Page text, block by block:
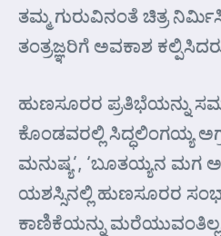
ತಮ್ಮ ಗುರುವಿನಂತೆ ಚಿತ್ರ
ತಂತ್ರಜ್ಞರಿಗೆ ಅವಕಾಶ
ಹುಣಸೂರರ ಪ್ರತಿಭೆಯನ್ನು
ಕೊಂಡವರಲ್ಲಿ ಸಿದ್ಧಲಿಂಗಯ್ಯ
ಮನುಷ್ಯ’, ‘ಬೂತಯ್ಯನ ಮಗ
ಯಶಸ್ಸಿನಲ್ಲಿ ಹುಣಸೂರರ
ಕಾಣಿಕೆಯನ್ನು ಮರೆಯುವಂತಿಲ್ಲ.